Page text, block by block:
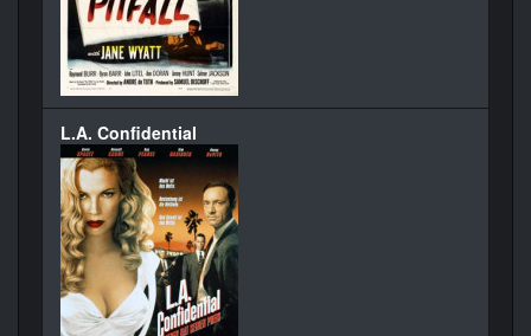
L.A. Confidential